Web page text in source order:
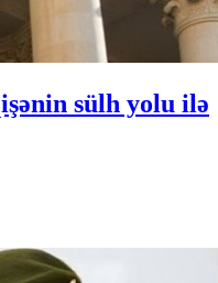
sülh yolu ilə